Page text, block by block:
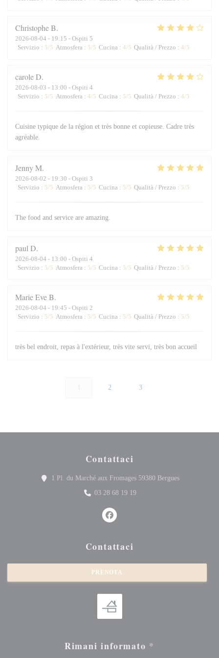
ChristopheB
2026-08-04 - 19:15 - Ospiti 5
Servizio : 5/5 Atmosfera : 5/5 Cucina : 4/5 Qualità / Prezzo : 4/5
caroleD
2026-08-03 - 13:00 - Ospiti 4
Servizio : 5/5 Atmosfera : 4/5 Cucina : 5/5 Qualità / Prezzo : 4/5
Cuisine typique de la région et très bonne et copieuse. Cadre très
agréable.
JennyM
2026-08-02 - 19:30 - Ospiti 3
Servizio : 5/5 Atmosfera : 5/5 Cucina : 5/5 Qualità / Prezzo : 5/5
The food and service are amazing.
paulD
2026-08-04 - 13:00 - Ospiti 4
Servizio : 5/5 Atmosfera : 5/5 Cucina : 5/5 Qualità / Prezzo : 5/5
Marie EveB
2026-08-04 - 19:45 - Ospiti 2
Servizio : 5/5 Atmosfera : 5/5 Cucina : 5/5 Qualità / Prezzo : 5/5
très bel endroit, repas à l'extérieur, très vite servi, très bon accueil
2 3
Contattaci
1 Pl. du Marché aux Fromages 59380 Bergues((apre una
03 28 68 19 19
Facebook ((apre una nuova
Contattaci
PRENOTA
Rimani informato *